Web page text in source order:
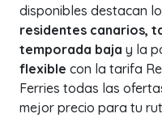
disponibles destacan
residentes canarios,
temporada baja y la
flexible con la tarifa
Ferries todas las
mejor precio para tu